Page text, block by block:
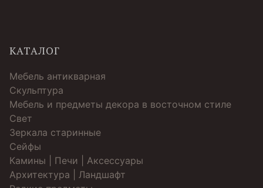
КАТАЛОГ
Мебель антикварная
Скульптура
Мебель и предметы декора в восточном стиле
Свет
Зеркала старинные
Cейфы
Камины | Печи | Аксессуары
Архитектура | Ландшафт